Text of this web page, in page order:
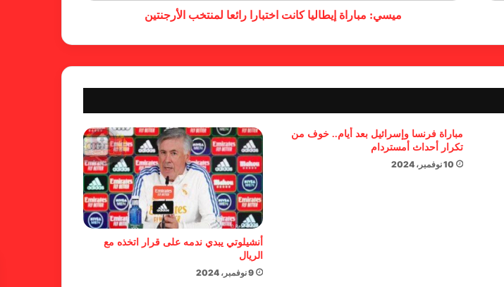
آل خليفة: الشارقة تقدم نموذجاً عربياً
متقدماً في تنظيم الرياضة النسائية
منتخب فرنسا
بسبب تصريحات مهينة.. إيقاف حكم
في الدوري الإنجليزي
حضور عربي قوي في قائمة
المرشحين لجوائز “الكاف”
ميسي: مباراة إيطاليا كانت اختبارا رائعا لمنتخب الأرجنتين
مباراة فرنسا وإسرائيل بعد أيام.. خوف من
تكرار أحداث أمستردام
10 نوفمبر، 2024
أنشيلوتي يبدي ندمه على قرار اتخذه مع
الريال
9 نوفمبر، 2024